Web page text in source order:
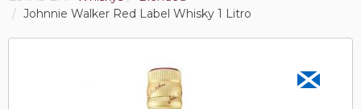
Johnnie Walker Red Label Whisky 1 Litro